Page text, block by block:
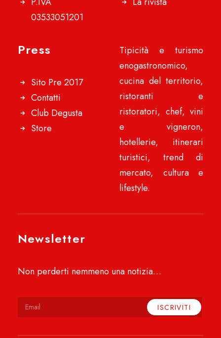
03533051201
Press
Sito Pre 2017
Contatti
Club Degusta
Store
Tipicità e turismo
enogastronomico,
cucina del territorio,
ristoranti e
ristoratori, chef, vini
e vigneron,
hotellerie, itinerari
turistici, trend di
mercato, cultura e
lifestyle.
Newsletter
Non perderti nemmeno una notizia…